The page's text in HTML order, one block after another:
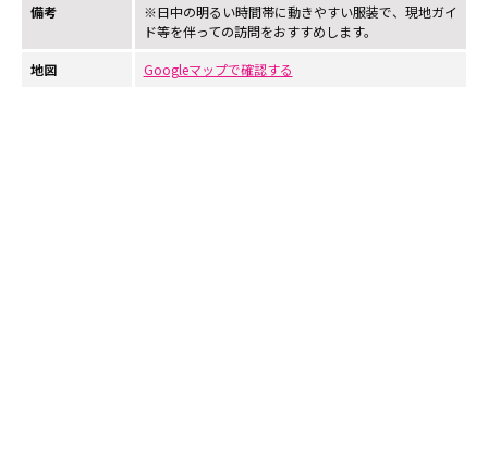
備考
※日中の明るい時間帯に動きやすい服装で、現地ガイ
ド等を伴っての訪問をおすすめします。
地図 Googleマップで確認する